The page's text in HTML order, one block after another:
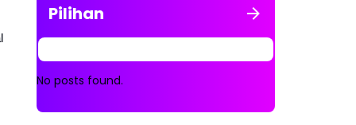
Pilihan
No posts found.